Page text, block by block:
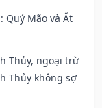
Quý Mão và Ất
Thủy, ngoại trừ
Thủy không sợ